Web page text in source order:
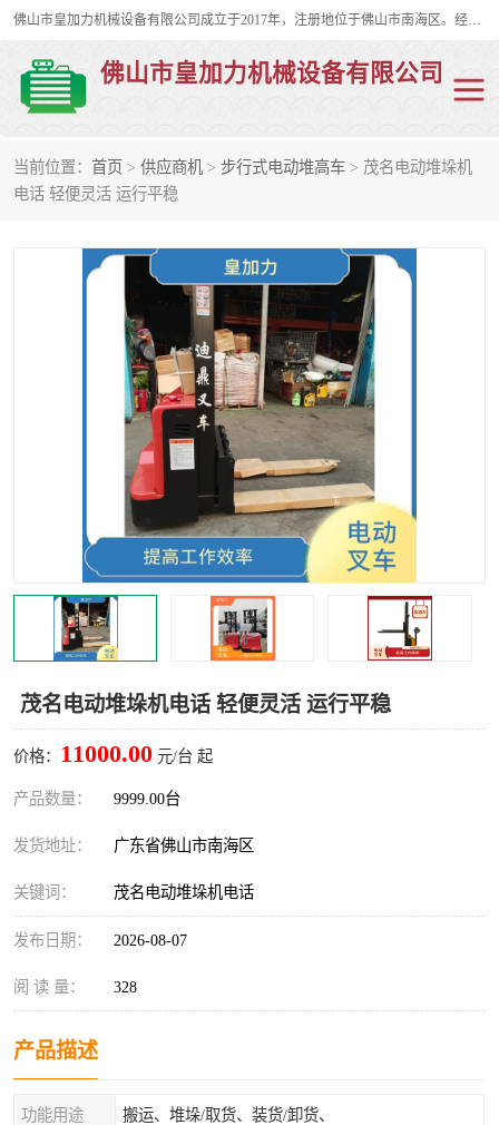
佛山市皇加力机械设备有限公司成立于2017年，注册地位于佛山市南海区。经营范围包括：其他机械设备及电子产品批发、电气设备批发、贸易代理、五金产品批发等；主要产品有：移动式登车桥、叉车装卸货平台、移动式升降机、升降货梯、油桶夹具、电动堆高车。
佛山市皇加力机械设备有限公司
当前位置： 首页 > 供应商机 > 步行式电动堆高车 > 茂名电动堆垛机
电话 轻便灵活 运行平稳
茂名电动堆垛机电话 轻便灵活 运行平稳
价格： 11000.00 元/台 起
产品数量： 9999.00台
发货地址： 广东省佛山市南海区
关键词： 茂名电动堆垛机电话
发布日期： 2026-08-07
阅 读 量： 328
产品描述
功能用途 搬运、堆垛/取货、装货/卸货、
移动式登车桥
步行式电动堆高车 移动登车台
叉车装卸货平台 电动搬运车
移动式升降平台 升降货梯
集装箱装柜平台 油桶夹具